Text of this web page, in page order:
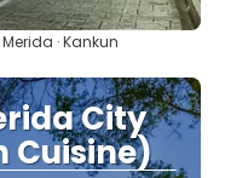
· Kankun
City
Cuisine)